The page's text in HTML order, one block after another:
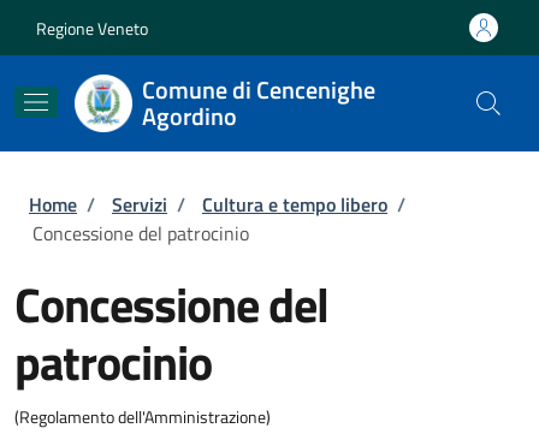
Regione Veneto
Comune di Cencenighe
Agordino
Briciole di pane
Home / Servizi / Cultura e tempo libero /
Concessione del patrocinio
Concessione del
patrocinio
(Regolamento dell'Amministrazione)